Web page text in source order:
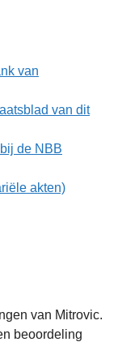
van
van dit
de NBB
akten)
van Mitrovic.
beoordeling